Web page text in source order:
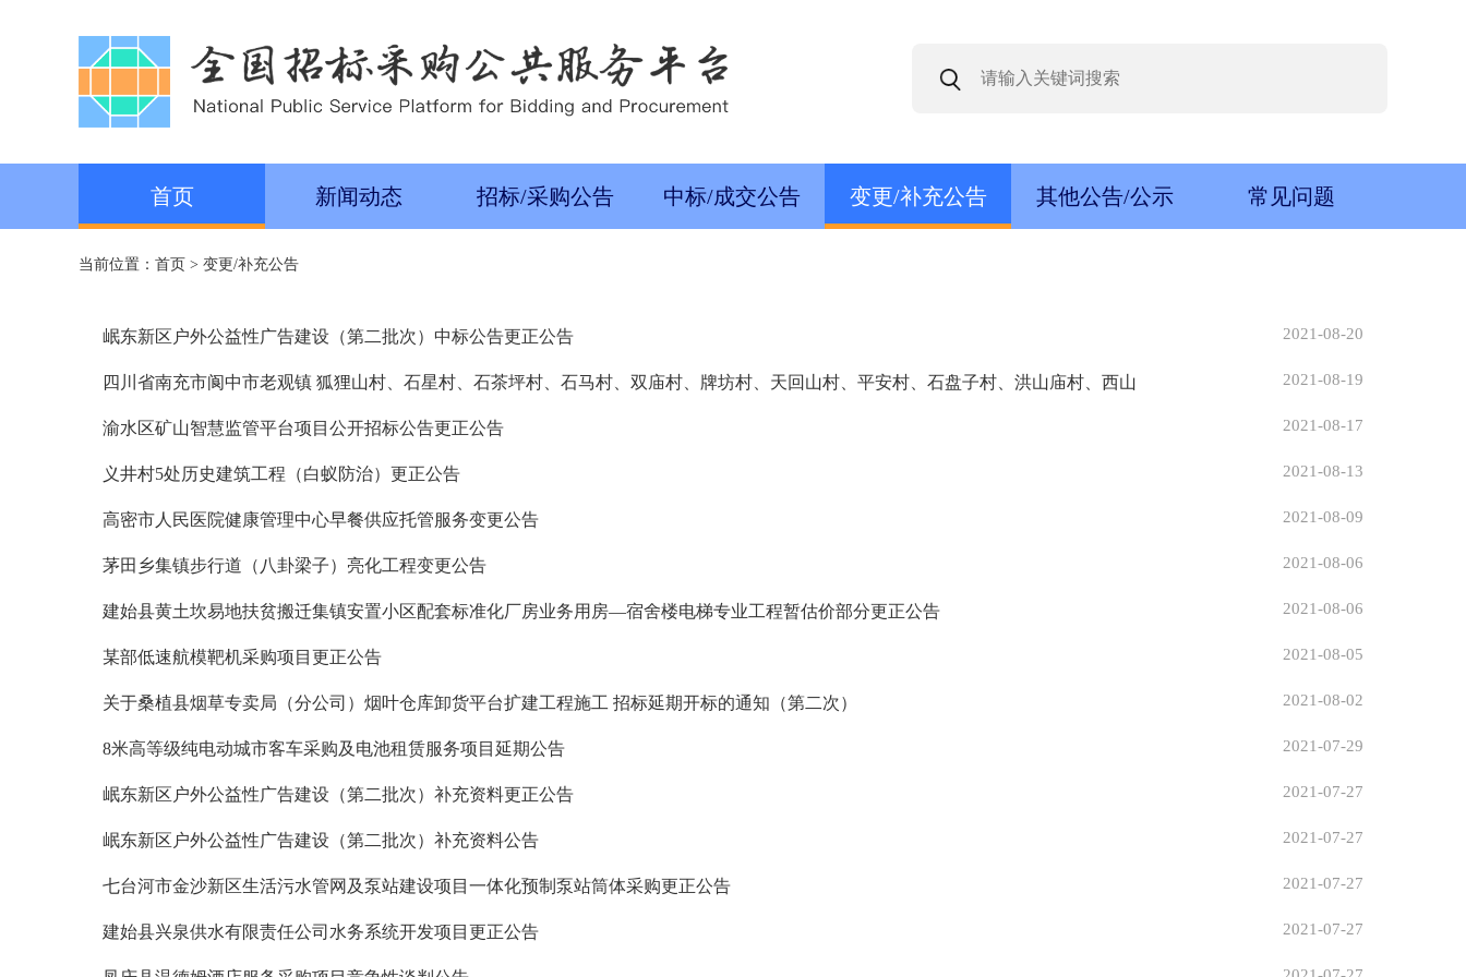
首页 新闻动态 招标/采购公告 中标/成交公告 变更/补充公告 其他公告/公示 常见问题
当前位置： 首页 > 变更/补充公告
岷东新区户外公益性广告建设（第二批次）中标公告更正公告 2021-08-20
四川省南充市阆中市老观镇 狐狸山村、石星村、石茶坪村、石马村、双庙村、牌坊村、天回山村、平安村、石盘子村、洪山庙村、西山
2021-08-19
渝水区矿山智慧监管平台项目公开招标公告更正公告 2021-08-17
义井村5处历史建筑工程（白蚁防治）更正公告 2021-08-13
高密市人民医院健康管理中心早餐供应托管服务变更公告 2021-08-09
茅田乡集镇步行道（八卦梁子）亮化工程变更公告 2021-08-06
建始县黄土坎易地扶贫搬迁集镇安置小区配套标准化厂房业务用房—宿舍楼电梯专业工程暂估价部分更正公告 2021-08-06
某部低速航模靶机采购项目更正公告 2021-08-05
关于桑植县烟草专卖局（分公司）烟叶仓库卸货平台扩建工程施工 招标延期开标的通知（第二次） 2021-08-02
8米高等级纯电动城市客车采购及电池租赁服务项目延期公告 2021-07-29
岷东新区户外公益性广告建设（第二批次）补充资料更正公告 2021-07-27
岷东新区户外公益性广告建设（第二批次）补充资料公告 2021-07-27
七台河市金沙新区生活污水管网及泵站建设项目一体化预制泵站筒体采购更正公告 2021-07-27
建始县兴泉供水有限责任公司水务系统开发项目更正公告 2021-07-27